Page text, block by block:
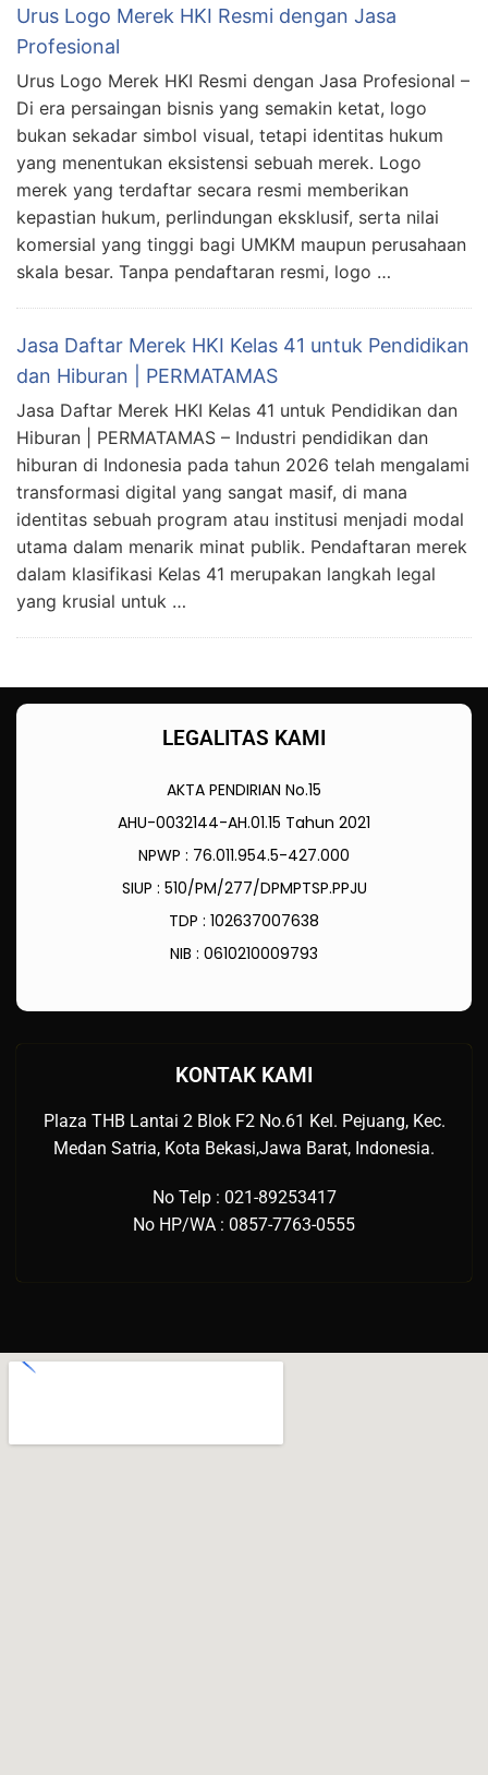
Urus Logo Merek HKI Resmi dengan Jasa
Profesional
Urus Logo Merek HKI Resmi dengan Jasa Profesional –
Di era persaingan bisnis yang semakin ketat, logo
bukan sekadar simbol visual, tetapi identitas hukum
yang menentukan eksistensi sebuah merek. Logo
merek yang terdaftar secara resmi memberikan
kepastian hukum, perlindungan eksklusif, serta nilai
komersial yang tinggi bagi UMKM maupun perusahaan
skala besar. Tanpa pendaftaran resmi, logo …
Jasa Daftar Merek HKI Kelas 41 untuk Pendidikan
dan Hiburan | PERMATAMAS
Jasa Daftar Merek HKI Kelas 41 untuk Pendidikan dan
Hiburan | PERMATAMAS – Industri pendidikan dan
hiburan di Indonesia pada tahun 2026 telah mengalami
transformasi digital yang sangat masif, di mana
identitas sebuah program atau institusi menjadi modal
utama dalam menarik minat publik. Pendaftaran merek
dalam klasifikasi Kelas 41 merupakan langkah legal
yang krusial untuk …
LEGALITAS KAMI
AKTA PENDIRIAN No.15
AHU-0032144-AH.01.15 Tahun 2021
NPWP : 76.011.954.5-427.000
SIUP : 510/PM/277/DPMPTSP.PPJU
TDP : 102637007638
NIB : 0610210009793
KONTAK KAMI
Plaza THB Lantai 2 Blok F2 No.61 Kel. Pejuang, Kec.
Medan Satria, Kota Bekasi,Jawa Barat, Indonesia.
No Telp : 021-89253417
No HP/WA : 0857-7763-0555